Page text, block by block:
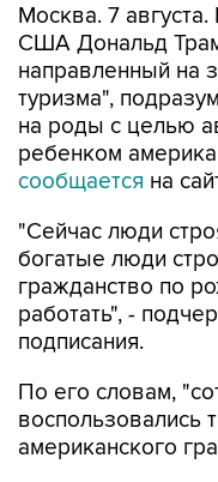
Москва. 7
США Дональд
направленный на
туризма",
на роды с целью
ребенком
сообщается на
"Сейчас люди
богатые люди
гражданство по
работать", -
подписания.
По его словам,
воспользовались
американского